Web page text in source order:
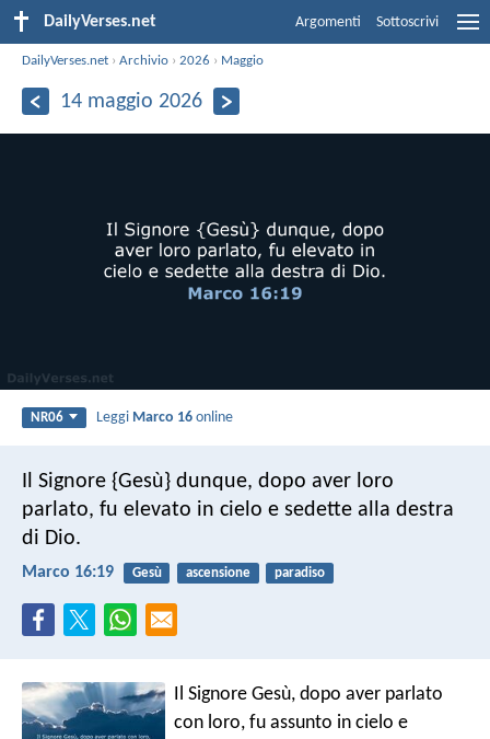
DailyVerses.net Argomenti Sottoscrivi
DailyVerses.net ›Archivio ›2026 › Maggio
14 maggio 2026
NR06 Leggi Marco 16 online
Il Signore {Gesù} dunque, dopo aver loro
parlato, fu elevato in cielo e sedette alla destra
di Dio.
Marco 16:19 Gesù ascensione paradiso
Il Signore Gesù, dopo aver parlato
con loro, fu assunto in cielo e